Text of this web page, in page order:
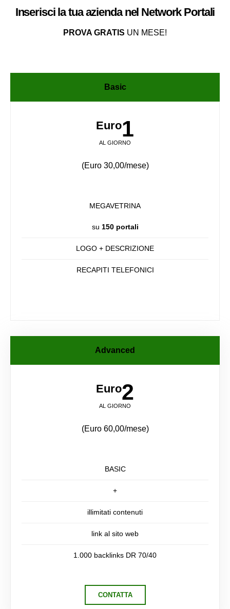
Inserisci la tua azienda nel NetworkPortali
PROVA GRATIS UN MESE!
Basic
Euro1
AL GIORNO
(Euro 30,00/mese)
MEGAVETRINA
su 150 portali
LOGO + DESCRIZIONE
RECAPITI TELEFONICI
Advanced
Euro2
AL GIORNO
(Euro 60,00/mese)
BASIC
+
illimitati contenuti
link al sito web
1.000 backlinks DR 70/40
CONTATTA